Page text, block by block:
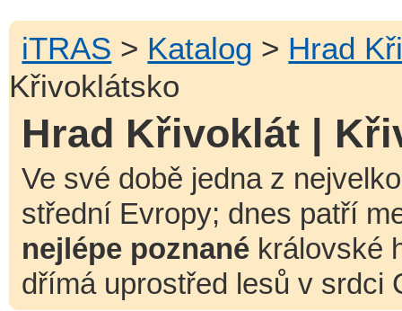
iTRAS > Katalog > Hrad
Křivoklátsko
Hrad Křivoklát |
Ve své době jedna z
střední Evropy; dnes patří
nejlépe poznanékrálovské
dřímá uprostřed lesů v srdci